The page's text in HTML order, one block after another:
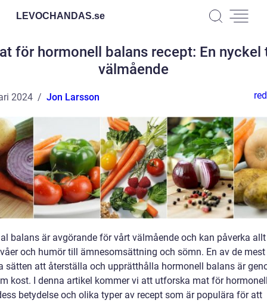
LEVOCHANDAS.se
för hormonell balans recept: En nyckel
välmående
2024 Jon Larsson
balans är avgörande för vårt välmående och kan påverka
och humör till ämnesomsättning och sömn. En av de mest
sätten att återställa och upprätthålla hormonell balans är
kost. I denna artikel kommer vi att utforska mat för
betydelse och olika typer av recept som är populära för att